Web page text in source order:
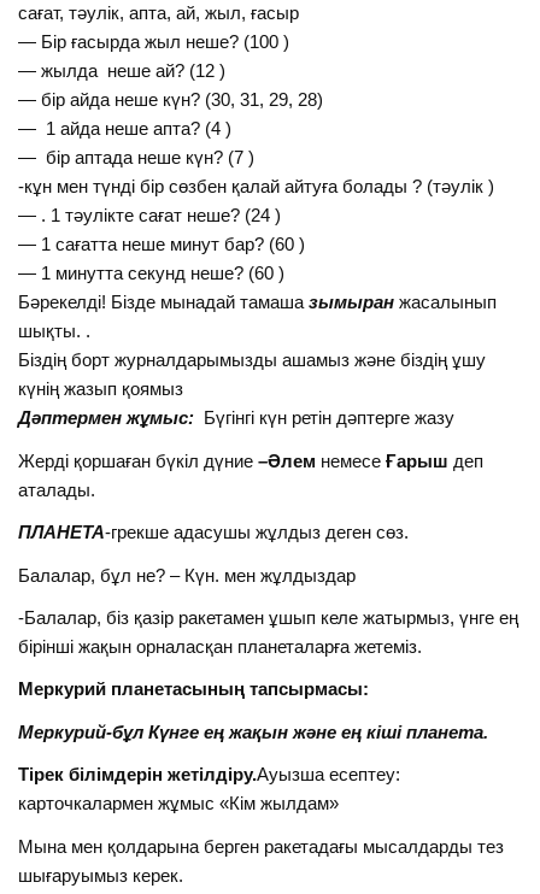
сағат, тәулiк, апта, ай, жыл, ғасыр
— Бiр ғасырда жыл неше? (100 )
— жылда неше ай? (12 )
— бір айда неше күн? (30, 31, 29, 28)
— 1 айда неше апта? (4 )
— бір аптада неше күн? (7 )
-кұн мен түнді бір сөзбен қалай айтуға болады ? (тәулiк )
— . 1 тәулiкте сағат неше? (24 )
— 1 сағатта неше минут бар? (60 )
— 1 минутта секунд неше? (60 )
Бәрекелдi! Бiзде мынадай тамашазымыран жасалынып
шықты. .
Бiздiң борт журналдарымызды ашамыз және бiздiң ұшу
күнiң жазып қоямыз
Дәптермен жұмыс: Бүгінгі күн ретін дәптерге жазу
Жерді қоршаған бүкіл дүние–Әлем немесеҒарыш деп
аталады.
ПЛАНЕТА-грекше адасушы жұлдыз деген сөз.
Балалар, бұл не? – Күн. мен жұлдыздар
-Балалар, біз қазір ракетамен ұшып келе жатырмыз, үнге ең
бірінші жақын орналасқан планеталарға жетеміз.
Меркурий планетасының тапсырмасы:
Меркурий-бұл Күнге ең жақын және ең кіші планета.
Тірек білімдерін жетілдіру.Ауызша есептеу:
карточкалармен жұмыс «Кім жылдам»
Мына мен қолдарына берген ракетадағы мысалдарды тез
шығаруымыз керек.